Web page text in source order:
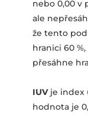
nebo 0,00 v
ale
že tento
hranici 60
přesáhne
IUVje index
hodnota je